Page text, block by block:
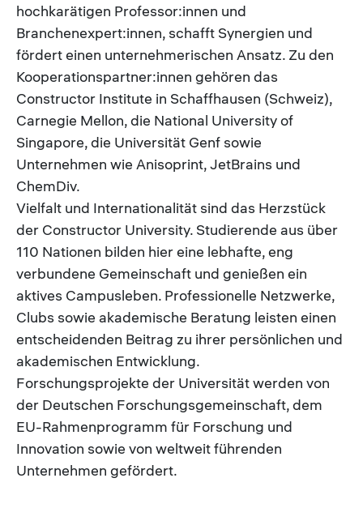
hochkarätigen Professor:innen und
Branchenexpert:innen, schafft Synergien und
fördert einen unternehmerischen Ansatz. Zu den
Kooperationspartner:innen gehören das
Constructor Institute in Schaffhausen (Schweiz),
Carnegie Mellon, die National University of
Singapore, die Universität Genf sowie
Unternehmen wie Anisoprint, JetBrains und
ChemDiv.
Vielfalt und Internationalität sind das Herzstück
der Constructor University. Studierende aus über
110 Nationen bilden hier eine lebhafte, eng
verbundene Gemeinschaft und genießen ein
aktives Campusleben. Professionelle Netzwerke,
Clubs sowie akademische Beratung leisten einen
entscheidenden Beitrag zu ihrer persönlichen und
akademischen Entwicklung.
Forschungsprojekte der Universität werden von
der Deutschen Forschungsgemeinschaft, dem
EU-Rahmenprogramm für Forschung und
Innovation sowie von weltweit führenden
Unternehmen gefördert.